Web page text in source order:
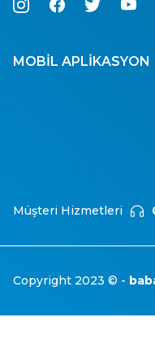
MOBİL APLİKASYON
Müşteri Hizmetleri
Copyright 2023 © -